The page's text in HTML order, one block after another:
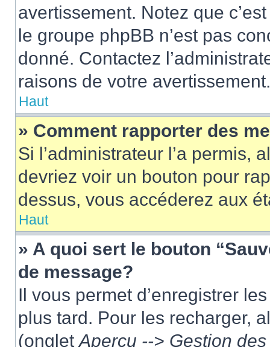
avertissement. Notez que
le groupe phpBB n’est pas
donné. Contactez
raisons de votre avertissement.
Haut
» Comment rapporter des
Si l’administrateur l’a permis,
devriez voir un bouton pour
dessus, vous accéderez aux
Haut
» A quoi sert le bouton
de message?
Il vous permet d’enregistrer
plus tard. Pour les recharger,
(ongletAperçu --> Gestion